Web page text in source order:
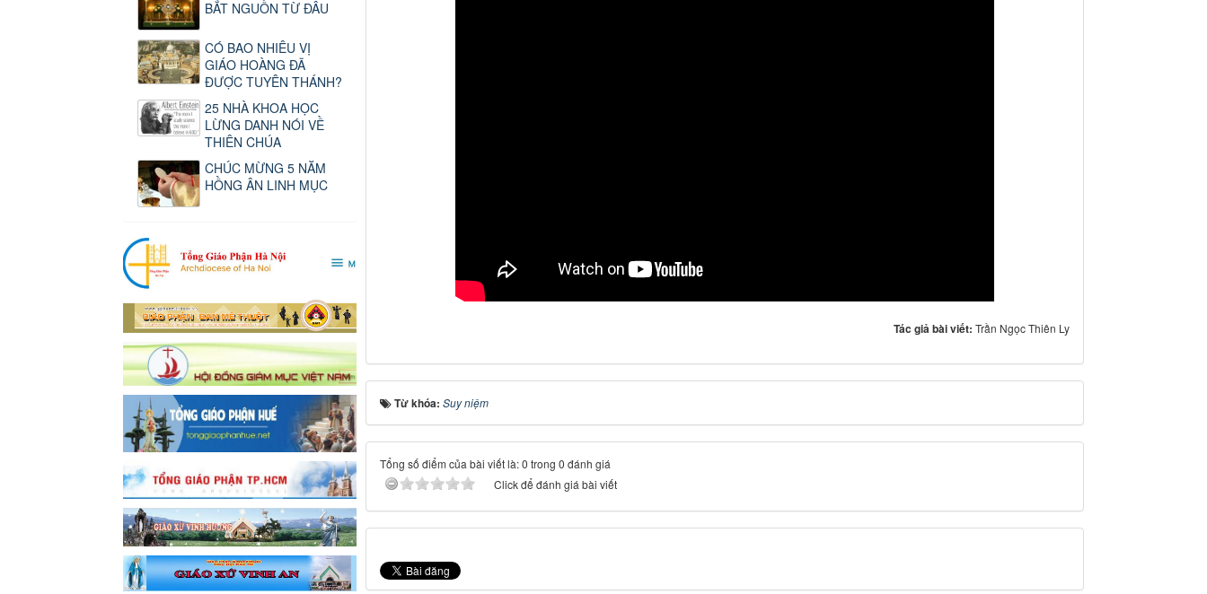
Tác giả bài viết: Trần Ngọc Thiên Ly
Từ khóa: Suy niệm
Tổng số điểm của bài viết là: 0 trong 0 đánh giá
Click để đánh giá bài viết
BẮT NGUỒN TỪ ĐÂU
CÓ BAO NHIÊU VỊ
GIÁO HOÀNG ĐÃ
ĐƯỢC TUYÊN THÁNH?
25 NHÀ KHOA HỌC
LỪNG DANH NÓI VỀ
THIÊN CHÚA
CHÚC MỪNG 5 NĂM
HỒNG ÂN LINH MỤC